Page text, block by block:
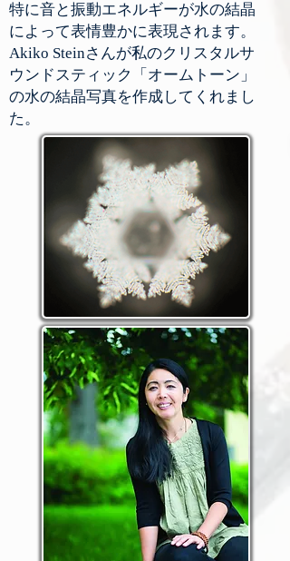
特に音と振動エネルギーが水の結晶
によって表情豊かに表現されます。
Akiko Steinさんが私のクリスタルサ
ウンドスティック「オームトーン」
の水の結晶写真を作成してくれまし
た。